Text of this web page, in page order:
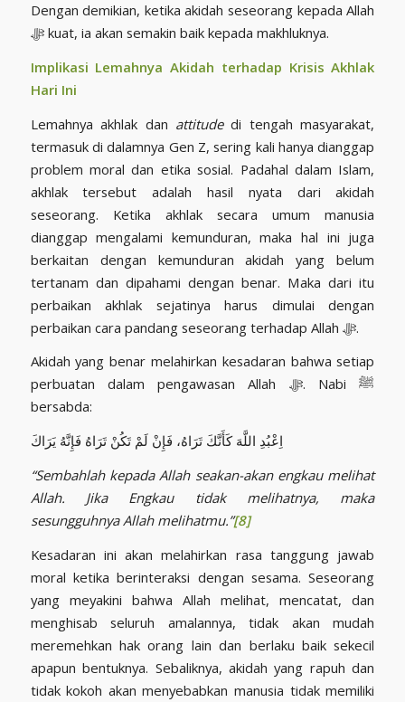
Dengan demikian, ketika akidah seseorang kepada Allah
ﷻ kuat, ia akan semakin baik kepada makhluknya.
Implikasi Lemahnya Akidah terhadap Krisis Akhlak
Hari Ini
Lemahnya akhlak dan attitudedi tengah masyarakat,
termasuk di dalamnya Gen Z, sering kali hanya dianggap
problem moral dan etika sosial. Padahal dalam Islam,
akhlak tersebut adalah hasil nyata dari akidah
seseorang. Ketika akhlak secara umum manusia
dianggap mengalami kemunduran, maka hal ini juga
berkaitan dengan kemunduran akidah yang belum
tertanam dan dipahami dengan benar. Maka dari itu
perbaikan akhlak sejatinya harus dimulai dengan
perbaikan cara pandang seseorang terhadap Allah ﷻ.
Akidah yang benar melahirkan kesadaran bahwa setiap
perbuatan dalam pengawasan Allah ﷻ. Nabi ﷺ
bersabda:
اِعْبُدِ اللَّهَ كَأَنَّكَ تَرَاهُ، فَإِنْ لَمْ تَكُنْ تَرَاهُ فَإِنَّهُ يَرَاكَ
“Sembahlah kepada Allah seakan-akan engkau melihat
Allah. Jika Engkau tidak melihatnya, maka
sesungguhnya Allah melihatmu.”[8]
Kesadaran ini akan melahirkan rasa tanggung jawab
moral ketika berinteraksi dengan sesama. Seseorang
yang meyakini bahwa Allah melihat, mencatat, dan
menghisab seluruh amalannya, tidak akan mudah
meremehkan hak orang lain dan berlaku baik sekecil
apapun bentuknya. Sebaliknya, akidah yang rapuh dan
tidak kokoh akan menyebabkan manusia tidak memiliki